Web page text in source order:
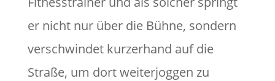
er nicht nur über die Bühne, sondern
verschwindet kurzerhand auf die
Straße, um dort weiterjoggen zu